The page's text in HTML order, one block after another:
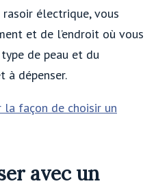
rasoir électrique, vous
et de l’endroit où vous
de peau et du
à dépenser.
la façon de choisir un
avec un